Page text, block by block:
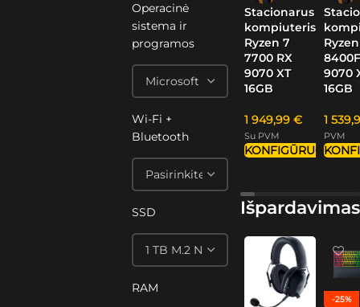
Operacinė
sistema ir
programos
Wi-Fi +
Bluetooth
SSD
RAM
Stacionarus
kompiuteris
Ryzen 7
7700 RX
9070 XT
16GB
1 949,99 €
Su PVM
KONFIGŪRUOTI
9070
16GB
1
PVM
Išpardavimas
-25%